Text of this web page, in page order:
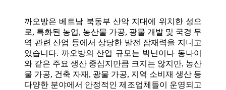
까오방은 베트남 북동부 산악 지대에 위치한 성으
로, 특화된 농업, 농산물 가공, 광물 개발 및 국경 무
역 관련 산업 등에서 상당한 발전 잠재력을 지니고
있습니다. 까오방의 산업 규모는 박닌이나 동나이
와 같은 주요 생산 중심지만큼 크지는 않지만, 농산
물 가공, 건축 자재, 광물 가공, 지역 소비재 생산 등
다양한 분야에서 안정적인 제조업체들이 운영되고